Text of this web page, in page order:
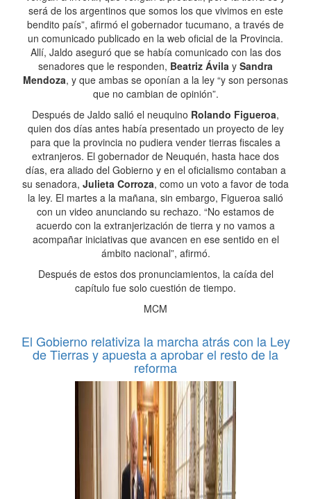
será de los argentinos que somos los que vivimos en este
bendito país”, afirmó el gobernador tucumano, a través de
un comunicado publicado en la web oficial de la Provincia.
Allí, Jaldo aseguró que se había comunicado con las dos
senadores que le responden, Beatriz Ávila y Sandra
Mendoza, y que ambas se oponían a la ley “y son personas
que no cambian de opinión”.
Después de Jaldo salió el neuquino Rolando Figueroa,
quien dos días antes había presentado un proyecto de ley
para que la provincia no pudiera vender tierras fiscales a
extranjeros. El gobernador de Neuquén, hasta hace dos
días, era aliado del Gobierno y en el oficialismo contaban a
su senadora, Julieta Corroza, como un voto a favor de toda
la ley. El martes a la mañana, sin embargo, Figueroa salió
con un video anunciando su rechazo. “No estamos de
acuerdo con la extranjerización de tierra y no vamos a
acompañar iniciativas que avancen en ese sentido en el
ámbito nacional”, afirmó.
Después de estos dos pronunciamientos, la caída del
capítulo fue solo cuestión de tiempo.
MCM
El Gobierno relativiza la marcha atrás con la Ley
de Tierras y apuesta a aprobar el resto de la
reforma